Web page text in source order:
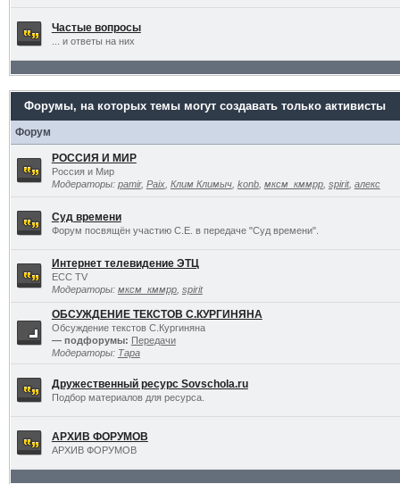
Частые вопросы
... и ответы на них
Форумы, на которых темы могут создавать только активисты
Форум
РОССИЯ И МИР
Россия и Мир
Модераторы: pamir, Paix, Клим Климыч, konb, мксм_кммрр, spirit, алекс
Суд времени
Форум посвящён участию С.Е. в передаче "Суд времени".
Интернет телевидение ЭТЦ
ECC TV
Модераторы: мксм_кммрр, spirit
ОБСУЖДЕНИЕ ТЕКСТОВ С.КУРГИНЯНА
Обсуждение текстов С.Кургиняна
— подфорумы: Передачи
Модераторы: Тара
Дружественный ресурс Sovschola.ru
Подбор материалов для ресурса.
АРХИВ ФОРУМОВ
АРХИВ ФОРУМОВ